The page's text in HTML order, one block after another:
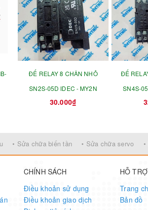
ĐẾ RELAY 8 CHÂN NHỎ
SN2S-05D IDEC - MY2N
30.000₫
ĐẾ
SN4S-
• Sửa chữa biến tần • Sửa chữa servo
CHÍNH SÁCH
Điều khoản sử dụng
Điều khoản giao dịch
HỖ TRỢ
Trang
Bản đồ